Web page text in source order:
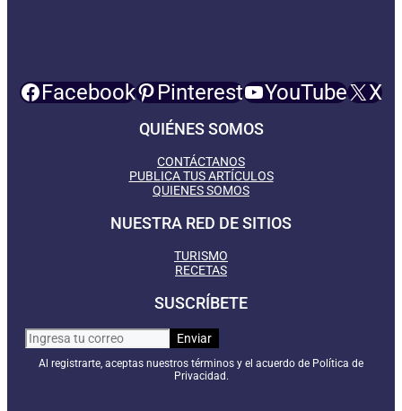
Facebook Pinterest YouTube X
QUIÉNES SOMOS
CONTÁCTANOS
PUBLICA TUS ARTÍCULOS
QUIENES SOMOS
NUESTRA RED DE SITIOS
TURISMO
RECETAS
SUSCRÍBETE
Al registrarte, aceptas nuestros términos y el acuerdo de Política de
Privacidad.